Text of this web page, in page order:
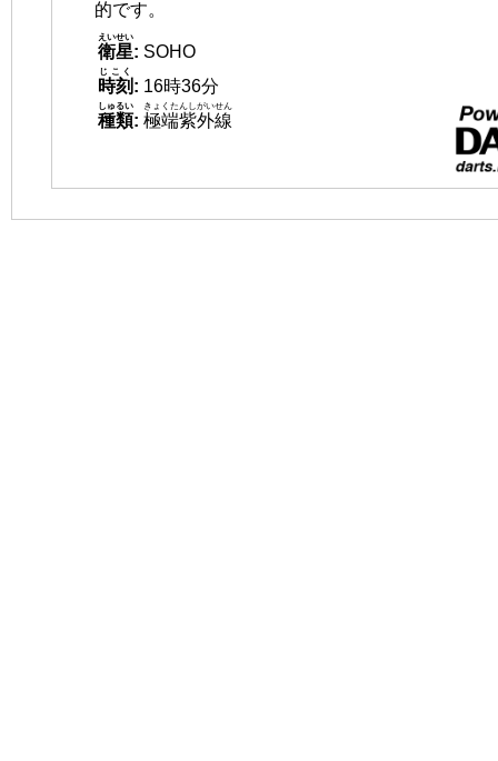
的です。
衛星
えいせい
: SOHO
時刻
じこく
: 16時36分
種類
しゅるい
: 極端紫外線
きょくたんしがいせん